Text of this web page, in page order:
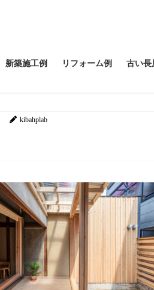
新築施工例 リフォーム例 古い長
kibahplab